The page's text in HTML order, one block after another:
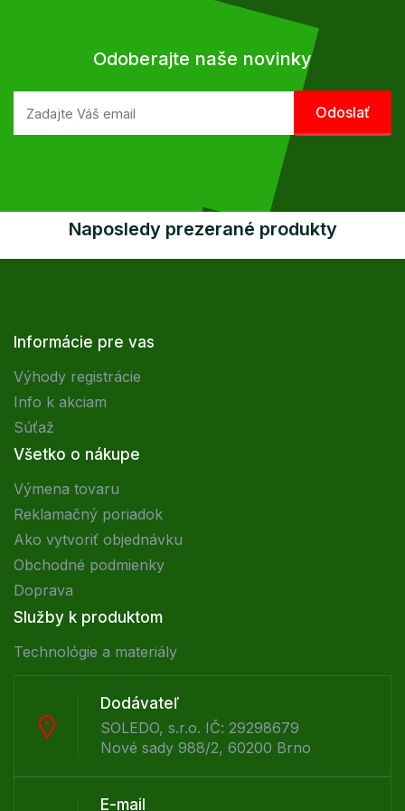
Odoberajte naše novinky
Naposledy prezerané produkty
Informácie pre vas
Výhody registrácie
Info k akciam
Súťaž
Všetko o nákupe
Výmena tovaru
Reklamačný poriadok
Ako vytvoriť objednávku
Obchodné podmienky
Doprava
Služby k produktom
Technológie a materiály
Dodávateľ
SOLEDO, s.r.o. IČ: 29298679
Nové sady 988/2, 60200 Brno
E-mail